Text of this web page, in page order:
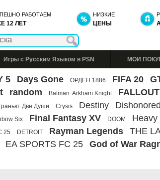
РАБОТАЕМ
12 ЛЕТ
НИЗКИЕ
ЦЕНЫ
Игры с Русским Языком в PSN МОИ
5 Days Gone ОРДЕН 1886 FIFA 20
random Batman: Arkham Knight
Две Души Crysis Destiny Dishonored
Six Final Fantasy XV DOOM Heavy
25 DETROIT Rayman Legends THE
EA SPORTS FC 25 God of War